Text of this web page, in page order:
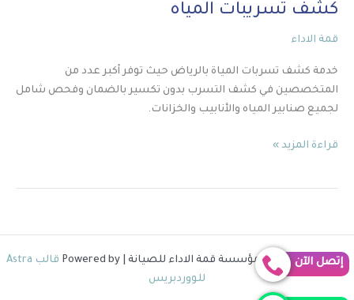
كشف تسريبات المياه
قمة الاداء
خدمة كشف تسربات المياة بالرياض حيث توفر أكبر عدد من
المتخصصين في كشف التسرب بدون تكسير بالضمان وفحص شامل
لجميع صنابير المياه والأنابيب والخزانات.
قراءة المزيد »
Copyright © 2026 مؤسسة قمة الاداء للصيانة | Powered by
قالب Astra
للووردبريس
إتصل الآن